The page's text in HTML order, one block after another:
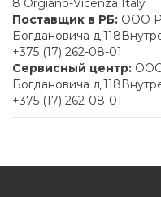
8 Orgiano-Vicenza Italy
Поставщик в РБ: ООО
Богдановича
+375 (17) 262-08-01
Сервисный центр: ООО
Богдановича
+375 (17) 262-08-01